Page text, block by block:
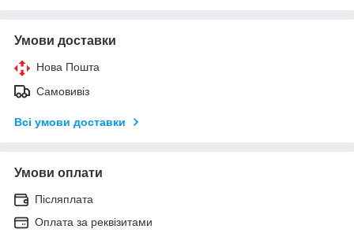
Умови доставки
Нова Пошта
Самовивіз
Всі умови доставки
Умови оплати
Післяплата
Оплата за реквізитами